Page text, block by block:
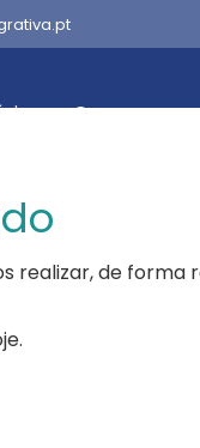
Quem somos
realizar, de